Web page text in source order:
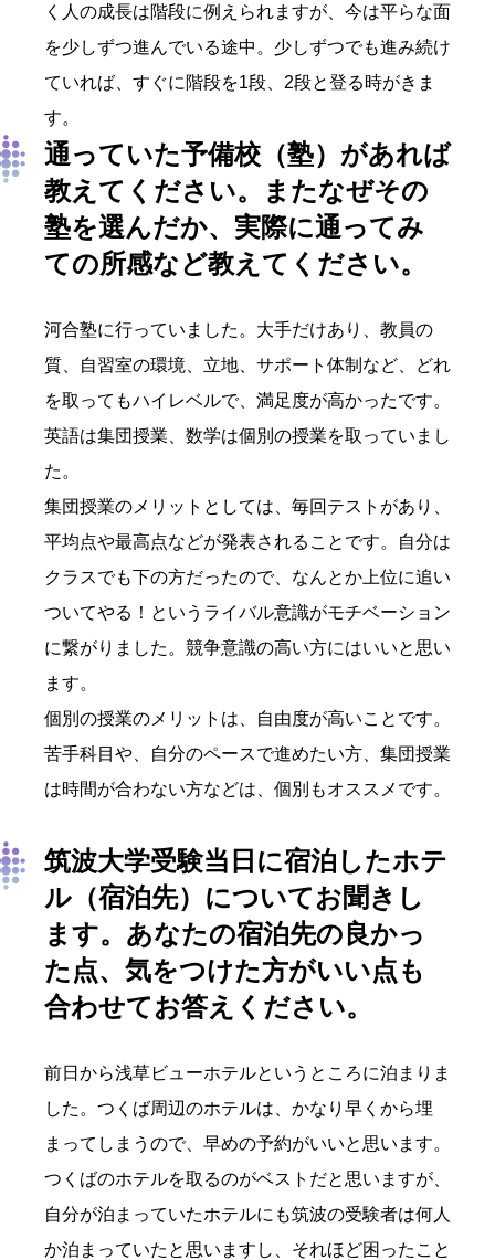
く人の成長は階段に例えられますが、今は平らな面
を少しずつ進んでいる途中。少しずつでも進み続け
ていれば、すぐに階段を1段、2段と登る時がきま
す。
通っていた予備校（塾）があれば
教えてください。またなぜその
塾を選んだか、実際に通ってみ
ての所感など教えてください。
河合塾に行っていました。大手だけあり、教員の
質、自習室の環境、立地、サポート体制など、どれ
を取ってもハイレベルで、満足度が高かったです。
英語は集団授業、数学は個別の授業を取っていまし
た。
集団授業のメリットとしては、毎回テストがあり、
平均点や最高点などが発表されることです。自分は
クラスでも下の方だったので、なんとか上位に追い
ついてやる！というライバル意識がモチベーション
に繋がりました。競争意識の高い方にはいいと思い
ます。
個別の授業のメリットは、自由度が高いことです。
苦手科目や、自分のペースで進めたい方、集団授業
は時間が合わない方などは、個別もオススメです。
筑波大学受験当日に宿泊したホテ
ル（宿泊先）についてお聞きし
ます。あなたの宿泊先の良かっ
た点、気をつけた方がいい点も
合わせてお答えください。
前日から浅草ビューホテルというところに泊まりま
した。つくば周辺のホテルは、かなり早くから埋
まってしまうので、早めの予約がいいと思います。
つくばのホテルを取るのがベストだと思いますが、
自分が泊まっていたホテルにも筑波の受験者は何人
か泊まっていたと思いますし、それほど困ったこと